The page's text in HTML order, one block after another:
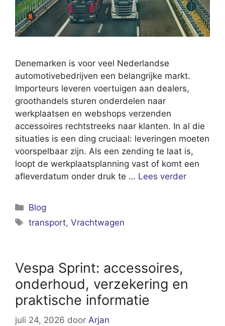
Denemarken is voor veel Nederlandse
automotivebedrijven een belangrijke markt.
Importeurs leveren voertuigen aan dealers,
groothandels sturen onderdelen naar
werkplaatsen en webshops verzenden
accessoires rechtstreeks naar klanten. In al die
situaties is een ding cruciaal: leveringen moeten
voorspelbaar zijn. Als een zending te laat is,
loopt de werkplaatsplanning vast of komt een
afleverdatum onder druk te … Lees verder
Categorieën
Blog
Tags
transport,Vrachtwagen
Vespa Sprint: accessoires,
onderhoud, verzekering en
praktische informatie
juli 24, 2026 door Arjan